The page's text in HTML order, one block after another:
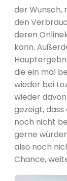
der Wunsch,
den
deren
kann.
die ein mal
wieder bei
wieder
gezeigt, dass
noch nicht
gerne
also noch
Chance,